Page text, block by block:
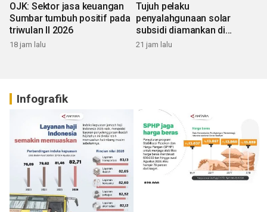
OJK: Sektor jasa keuangan
Sumbar tumbuh positif pada
triwulan II 2026
18 jam lalu
Tujuh pelaku
penyalahgunaan solar
subsidi diamankan di
Sumbar
21 jam lalu
Infografik